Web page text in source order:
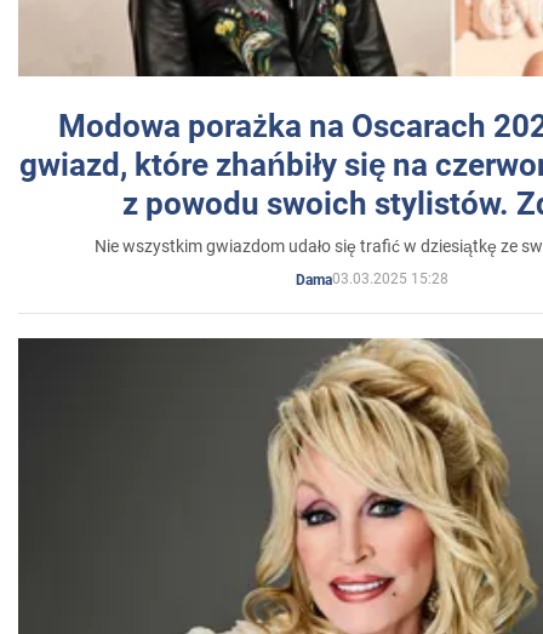
Modowa porażka na Oscarach
gwiazd, które zhańbiły się na
z powodu swoich stylistów.
Nie wszystkim gwiazdom udało się trafić w dziesiątkę ze
Dama03.03.2025 15:28